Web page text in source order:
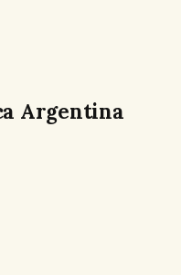
Argentina